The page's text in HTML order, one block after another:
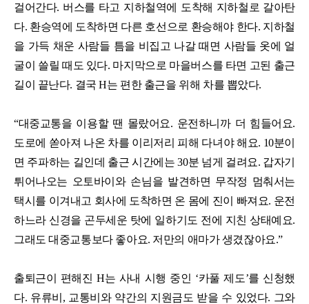
걸어간다. 버스를 타고 지하철역에 도착해 지하철로 갈아탄
다. 환승역에 도착하면 다른 호선으로 환승해야 한다. 지하철
을 가득 채운 사람들 틈을 비집고 나갈 때면 사람들 옷에 얼
굴이 쓸릴 때도 있다. 마지막으로 마을버스를 타면 고된 출근
길이 끝난다. 결국 H는 편한 출근을 위해 차를 뽑았다.
“대중교통을 이용할 땐 몰랐어요. 운전하니까 더 힘들어요.
도로에 쏟아져 나온 차를 이리저리 피해 다녀야 해요. 10분이
면 주파하는 길인데 출근 시간에는 30분 넘게 걸려요. 갑자기
튀어나오는 오토바이와 손님을 발견하면 무작정 멈춰서는
택시를 이겨내고 회사에 도착하면 온 몸에 진이 빠져요. 운전
하느라 신경을 곤두세운 탓에 일하기도 전에 지친 상태예요.
그래도 대중교통보다 좋아요. 저만의 애마가 생겼잖아요.”
출퇴근이 편해진 H는 사내 시행 중인 ‘카풀 제도’를 신청했
다. 유류비, 교통비와 약간의 지원금도 받을 수 있었다. 그와